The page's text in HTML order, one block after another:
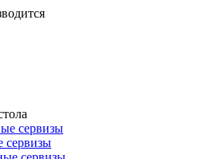
сервизы
сервизы